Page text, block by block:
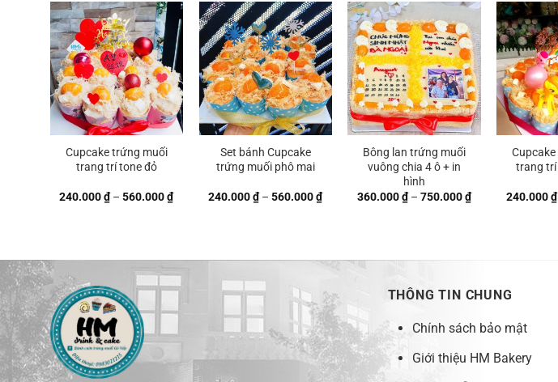
đến
560.000 ₫
đến
750.000 ₫
đến
650.000 ₫
Cupcake trứng muối
trang trí tone đỏ
240.000₫ – 560.000₫Khoảng
giá:
Set bánh Cupcake
trứng muối phô mai
240.000₫ – 560.000₫Khoảng
giá:
Bông lan trứng muối
vuông chia 4 ô + in
hình
360.000₫ – 750.000₫Khoảng
giá:
trang trí
240.000₫
THÔNG TIN CHUNG
Chính sách bảo mật
Giới thiệu HM Bakery